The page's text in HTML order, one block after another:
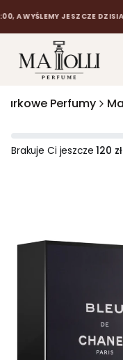
JESZCZE DZISIAJ
Perfumy
Brakuje Ci jeszcze120 zł